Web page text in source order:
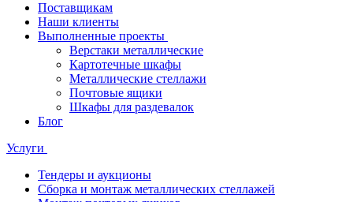
Поставщикам
Наши клиенты
Выполненные проекты
Верстаки металлические
Картотечные шкафы
Металлические стеллажи
Почтовые ящики
Шкафы для раздевалок
Блог
Услуги
Тендеры и аукционы
Сборка и монтаж металлических стеллажей